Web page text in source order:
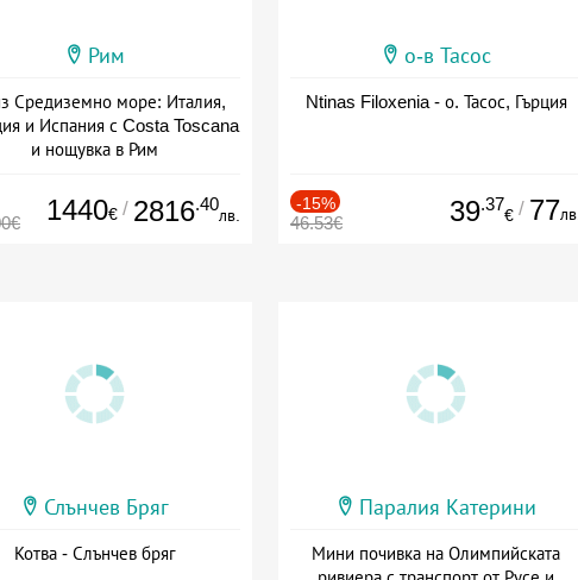
Рим
Средиземно море: Италия,
и Испания с Costa Toscana
и нощувка в Рим
1440€ / 2816.40
лв.
о-в Тасос
Ntinas Filoxenia - о. Тасос, Гърция
-15%
46.53€ 39.37
€ / 77лв.
Слънчев Бряг
Котва - Слънчев бряг
Паралия Катерини
Мини почивка на Олимпийската